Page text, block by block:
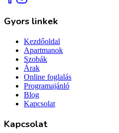
Gyors linkek
Kezdőoldal
Apartmanok
Szobák
Árak
Online foglalás
Programajánló
Blog
Kapcsolat
Kapcsolat